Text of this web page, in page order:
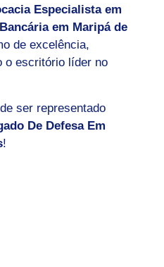
Especialista em
em Maripá de
de excelência,
o escritório líder no
ser representado
De Defesa Em
!